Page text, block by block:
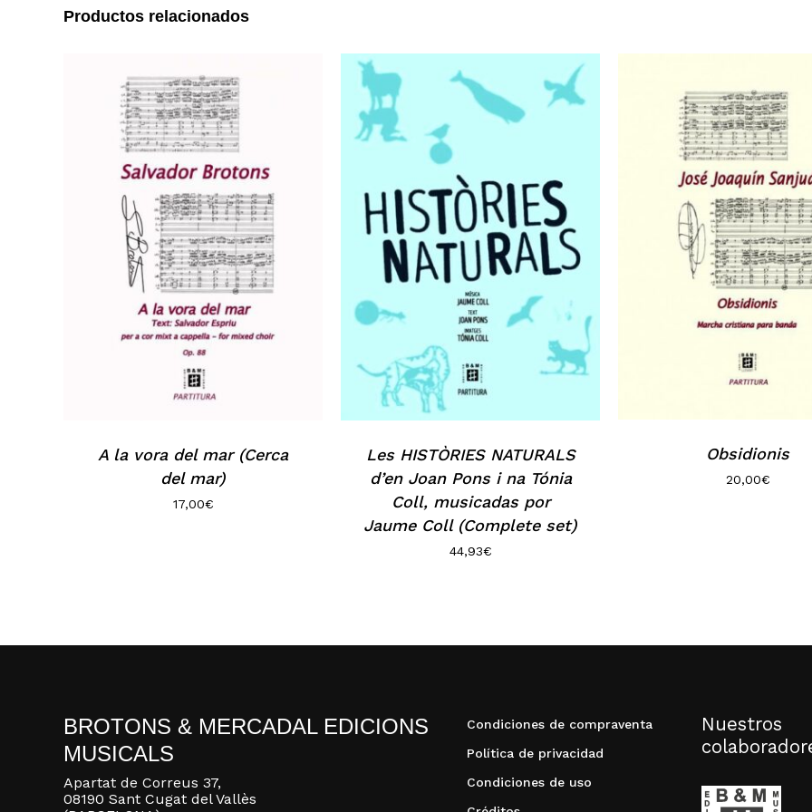
Productos relacionados
A la vora del mar (Cerca
del mar)
17,00€
Les HISTÒRIES NATURALS
d’en Joan Pons i na Tónia
Coll, musicadas por
Jaume Coll (Complete set)
44,93€
Obsidionis
20,00€
BROTONS & MERCADAL EDICIONS
MUSICALS
Apartat de Correus 37,
08190 Sant Cugat del Vallès
Condiciones de compraventa
Política de privacidad
Condiciones de uso
Nuestros